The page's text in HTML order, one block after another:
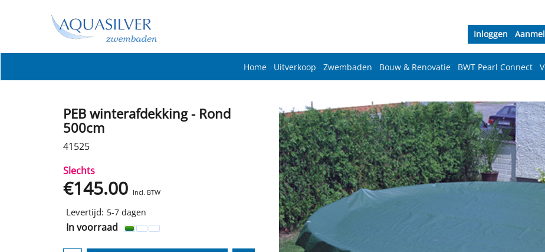
Inloggen
Home Uitverkoop Zwembaden Bouw & Renovatie BWT Pearl Connect
PEB winterafdekking - Rond
500cm
41525
Slechts
€145.00 Incl. BTW
Levertijd: 5-7 dagen
In voorraad